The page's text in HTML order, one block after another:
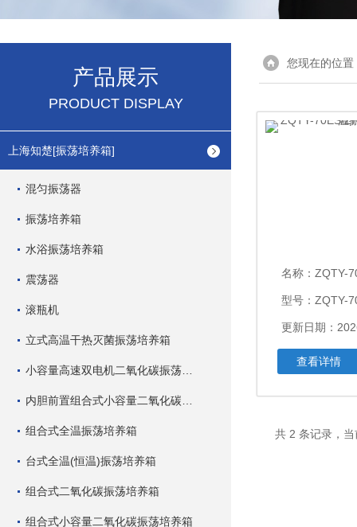
产品展示
PRODUCT DISPLAY
上海知楚[振荡培养箱]
混匀振荡器
振荡培养箱
水浴振荡培养箱
震荡器
滚瓶机
立式高温干热灭菌振荡培养箱
组合式全温振荡培养箱
台式全温(恒温)振荡培养箱
组合式二氧化碳振荡培养箱
组合式小容量二氧化碳振荡培养箱
您现在的位置
名称： ZQTY-70ES/
型号：ZQTY-
更新日期：
查看详情
共 2 条记录，